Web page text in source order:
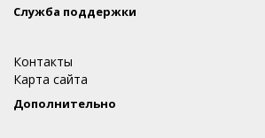
Служба поддержки
Контакты
Карта сайта
Дополнительно